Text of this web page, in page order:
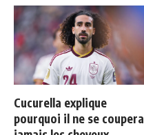
Cucurella explique
pourquoi il ne se coupera